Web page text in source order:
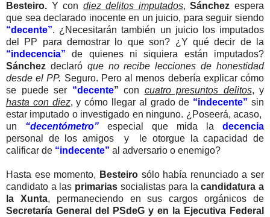
Besteiro. Y con diez delitos imputados,Sánchez espera
que sea declarado inocente en un juicio, para seguir siendo
“decente”. ¿Necesitarán también un juicio los imputados
del PP para demostrar lo que son? ¿Y qué decir de la
“indecencia”
de quienes ni siquiera están imputados?
Sánchez declaró que no recibe lecciones de honestidad
desde el PP. Seguro. Pero al menos debería explicar cómo
se puede ser “decente” con cuatro presuntos delitos, y
hasta con diez, y cómo llegar al grado de “indecente” sin
estar imputado o investigado en ninguno. ¿Poseerá, acaso,
un “decentómetro” especial que mida la decencia
personal de los amigos y le otorgue la capacidad de
calificar de “indecente” al adversario o enemigo?
Hasta ese momento, Besteiro sólo había renunciado a ser
candidato a las primarias socialistas para lacandidatura a
la Xunta, permaneciendo en sus cargos orgánicos de
Secretaría General del PSdeG y en la Ejecutiva Federal